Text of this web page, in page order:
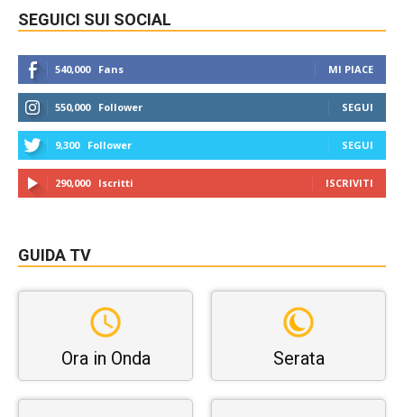
SEGUICI SUI SOCIAL
540,000 Fans MI PIACE
550,000 Follower SEGUI
9,300 Follower SEGUI
290,000 Iscritti ISCRIVITI
GUIDA TV
Ora in Onda Serata